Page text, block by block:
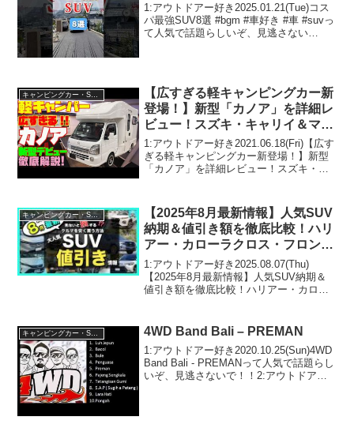
1:アウトドアー好き2025.01.21(Tue)コス
パ最強SUV8選 #bgm #車好き #車 #suvっ
て人気で話題らしいぞ、見逃さない
【広すぎる軽キャンピングカー新
登場！】新型「カノア」を詳細レ
ビュー！スズキ・キャリイ＆マツ
ダ・スクラム軽トラックベースの
軽キャンパーキャブコン！キャン
ピングカーOZ発・道の駅巡りや
1:アウトドアー好き2021.06.18(Fri)【広す
ぎる軽キャンピングカー新登場！】新型
「カノア」を詳細レビュー！スズキ・キ
ピングカーOZ発・道の駅巡りや車中泊の
旅...
キャンピングカー・SUV人気車種
【2025年8月最新情報】人気SUV
納期＆値引き額を徹底比較！ハリ
アー・カローラクロス・フロンク
ス・ZR-V・エクストレイル・フ
ォレスター・ヴェゼル・ヤリスク
ロス・CX-80・CX-60・WR-V他
1:アウトドアー好き2025.08.07(Thu)
【2025年8月最新情報】人気SUV納期＆
値引き額を徹底比較！ハリアー・カロー
スクロス・CX-80・CX-60・W...
4WD Band Bali – PREMAN
1:アウトドアー好き2020.10.25(Sun)4WD
Band Bali - PREMANって人気で話題らし
いぞ、見逃さないで！！2:アウトドアー